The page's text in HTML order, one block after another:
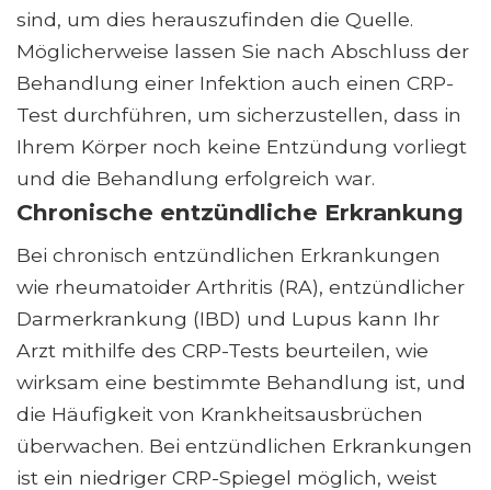
sind, um dies herauszufinden die Quelle.
Möglicherweise lassen Sie nach Abschluss der
Behandlung einer Infektion auch einen CRP-
Test durchführen, um sicherzustellen, dass in
Ihrem Körper noch keine Entzündung vorliegt
und die Behandlung erfolgreich war.
Chronische entzündliche Erkrankung
Bei chronisch entzündlichen Erkrankungen
wie rheumatoider Arthritis (RA), entzündlicher
Darmerkrankung (IBD) und Lupus kann Ihr
Arzt mithilfe des CRP-Tests beurteilen, wie
wirksam eine bestimmte Behandlung ist, und
die Häufigkeit von Krankheitsausbrüchen
überwachen. Bei entzündlichen Erkrankungen
ist ein niedriger CRP-Spiegel möglich, weist